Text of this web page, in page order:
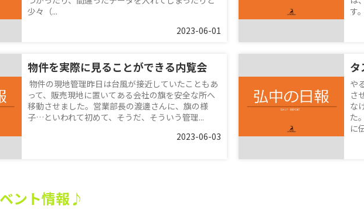
少々（...
2023-06-01
す
物件を実際に見ることができる内覧会
物件の現地管理昨日は台風が接近していたこともあ
って、販売現地に置いてある会社の旗を安全な所へ
移動させました。営業部長の渡邊さんに、旗の様
子…といわれて初めて、そうだ、そういう管理...
2023-06-03
タ
や
さ
な
た
に
ント情報♪